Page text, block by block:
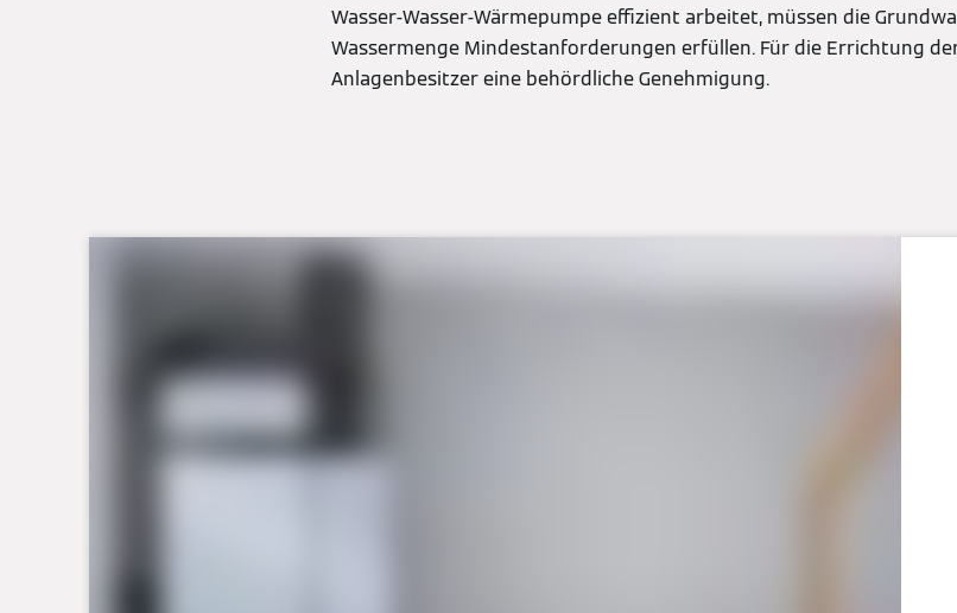
Wasser-Wasser-Wärmepumpe effizient arbeitet, müssen die
Wassermenge Mindestanforderungen erfüllen. Für die Errichtung
Anlagenbesitzer eine behördliche Genehmigung.